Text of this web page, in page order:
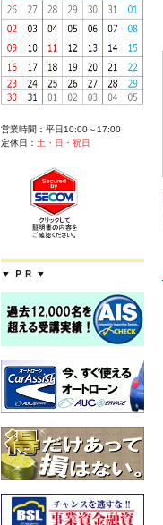
営業時間：平日10:00～17:00
定休日： 土・日・祝日
▼ ＰＲ ▼